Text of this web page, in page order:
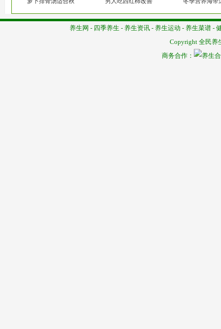
养生网 - 四季养生 - 养生资讯 - 养生运动 - 养生菜谱 -
Copyright 全民养
商务合作：